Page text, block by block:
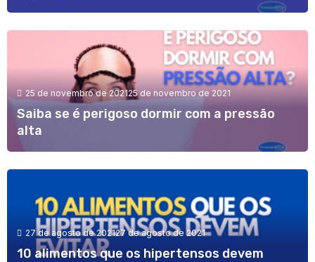
25 de novembro de 202125 de novembro de 2021
Saiba se é perigoso dormir com a pressão
alta
27 de agosto de 202127 de agosto de 2021
10 alimentos que os hipertensos devem